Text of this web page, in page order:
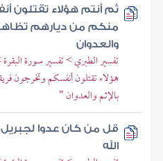
ثم أنتم هؤلاء تقتلون
منكم من ديارهم
والعدوان
تفسير الطبري > تفسير سورة
هؤلاء تقتلون أنفسكم وتخرجون
بالإثم والعدوان "
قل من كان عدوا
الله